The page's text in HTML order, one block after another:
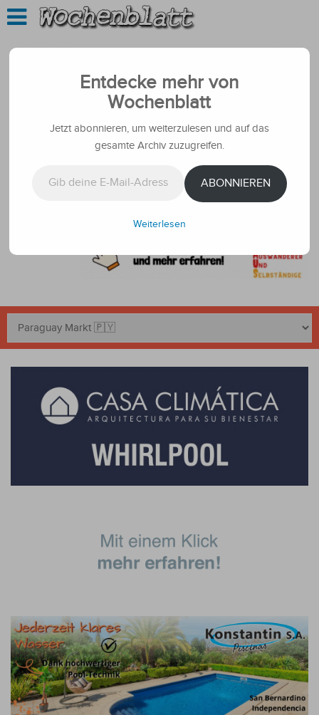
Entdecke mehr von
Wochenblatt
Jetzt abonnieren, um weiterzulesen und auf das
gesamte Archiv zuzugreifen.
ABONNIEREN
Weiterlesen